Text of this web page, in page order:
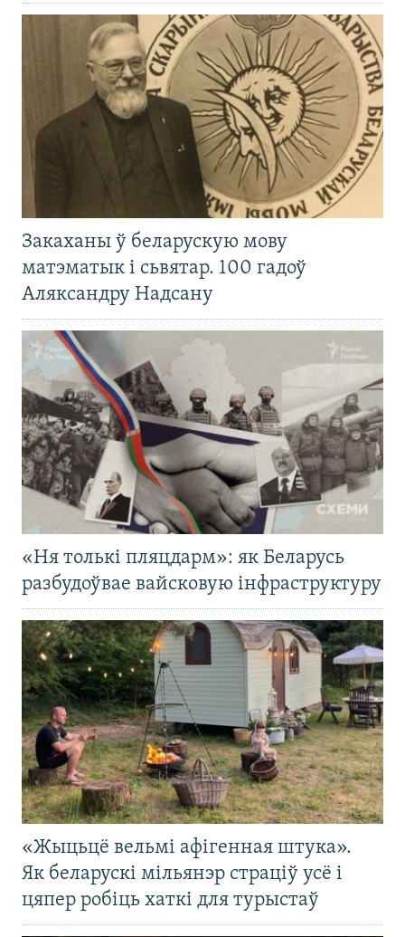
Закаханы ў беларускую мову
матэматык і сьвятар. 100 гадоў
Аляксандру Надсану
«Ня толькі пляцдарм»: як Беларусь
разбудоўвае вайсковую інфраструктуру
«Жыцьцё вельмі афігенная штука».
Як беларускі мільянэр страціў усё і
цяпер робіць хаткі для турыстаў